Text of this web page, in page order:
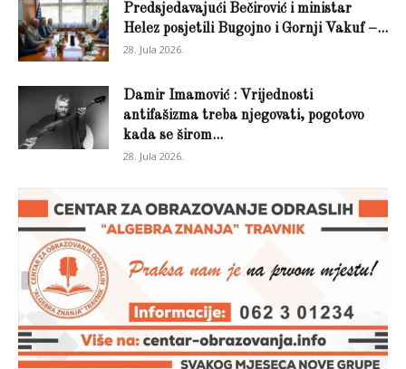
Predsjedavajući Bečirović i ministar
Helez posjetili Bugojno i Gornji Vakuf –...
28. Jula 2026.
Damir Imamović : Vrijednosti
antifašizma treba njegovati, pogotovo
kada se širom...
28. Jula 2026.